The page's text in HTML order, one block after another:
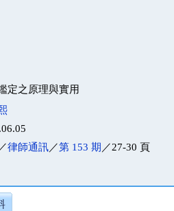
定之原理與實用
律師通訊／第 153 期 ／27-30 頁